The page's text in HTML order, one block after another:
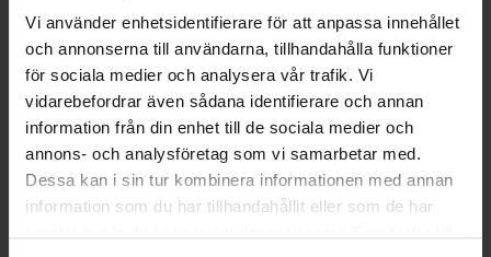
Vi använder enhetsidentifierare för att anpassa innehållet
och annonserna till användarna, tillhandahålla funktioner
för sociala medier och analysera vår trafik. Vi
vidarebefordrar även sådana identifierare och annan
information från din enhet till de sociala medier och
annons- och analysföretag som vi samarbetar med.
Dessa kan i sin tur kombinera informationen med annan
information som du har tillhandahållit eller som de har
Köp båda för:1250 kr
Köp båda
Beskrivning Dölj
Refill till FELIWAY Classic Doftavgivare som
hjälper din katt att koppla av och känna